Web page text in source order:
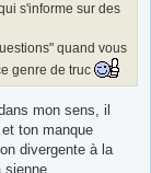
s'informe sur des
quand vous
genre de truc
mon sens, il
ton manque
divergente à la